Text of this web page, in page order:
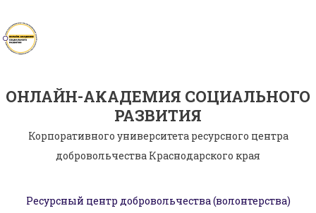
to
content
ОНЛАЙН-АКАДЕМИЯ СОЦИАЛЬНОГО
РАЗВИТИЯ
Корпоративного университета ресурсного центра
добровольчества Краснодарского края
Ресурсный центр добровольчества (волонтерства)